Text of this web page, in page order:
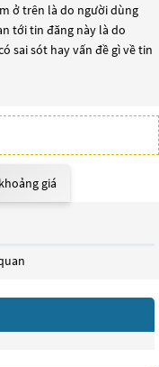
ở trên là do người dùng
tới tin đăng này là do
sai sót hay vấn đề gì về tin
giá